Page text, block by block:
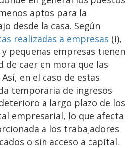
aptos para la
desde la casa. Según
realizadas a empresas (i),
pequeñas empresas tienen
de caer en mora que las
en el caso de estas
temporaria de ingresos
a largo plazo de los
empresarial, lo que afecta
a los trabajadores
o sin acceso a capital.